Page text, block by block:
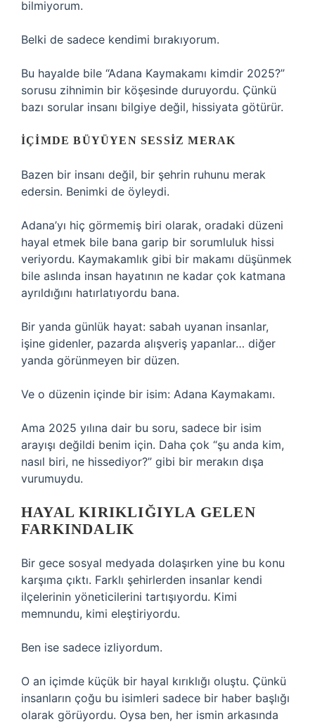
bilmiyorum.
Belki de sadece kendimi bırakıyorum.
Bu hayalde bile “Adana Kaymakamı kimdir 2025?”
sorusu zihnimin bir köşesinde duruyordu. Çünkü
bazı sorular insanı bilgiye değil, hissiyata götürür.
İÇIMDE BÜYÜYEN SESSIZ MERAK
Bazen bir insanı değil, bir şehrin ruhunu merak
edersin. Benimki de öyleydi.
Adana’yı hiç görmemiş biri olarak, oradaki düzeni
hayal etmek bile bana garip bir sorumluluk hissi
veriyordu. Kaymakamlık gibi bir makamı düşünmek
bile aslında insan hayatının ne kadar çok katmana
ayrıldığını hatırlatıyordu bana.
Bir yanda günlük hayat: sabah uyanan insanlar,
işine gidenler, pazarda alışveriş yapanlar… diğer
yanda görünmeyen bir düzen.
Ve o düzenin içinde bir isim: Adana Kaymakamı.
Ama 2025 yılına dair bu soru, sadece bir isim
arayışı değildi benim için. Daha çok “şu anda kim,
nasıl biri, ne hissediyor?” gibi bir merakın dışa
vurumuydu.
HAYAL KIRIKLIĞIYLA GELEN
FARKINDALIK
Bir gece sosyal medyada dolaşırken yine bu konu
karşıma çıktı. Farklı şehirlerden insanlar kendi
ilçelerinin yöneticilerini tartışıyordu. Kimi
memnundu, kimi eleştiriyordu.
Ben ise sadece izliyordum.
O an içimde küçük bir hayal kırıklığı oluştu. Çünkü
insanların çoğu bu isimleri sadece bir haber başlığı
olarak görüyordu. Oysa ben, her ismin arkasında